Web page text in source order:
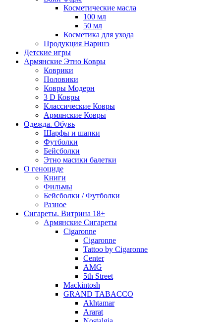
Косметические масла
100 мл
50 мл
Косметика для ухода
Продукция Наринэ
Детские игры
Армянские Этно Ковры
Коврики
Половики
Ковры Модерн
3 D Ковры
Классические Ковры
Армянские Ковры
Одежда. Обувь
Шарфы и шапки
Футболки
Бейсболки
Этно масики балетки
О геноциде
Книги
Фильмы
Бейсболки / Футболки
Разное
Сигареты. Витрина 18+
Армянские Сигареты
Cigaronne
Cigaronne
Tattoo by Cigaronne
Center
AMG
5th Street
Mackintosh
GRAND TABACCO
Akhtamar
Ararat